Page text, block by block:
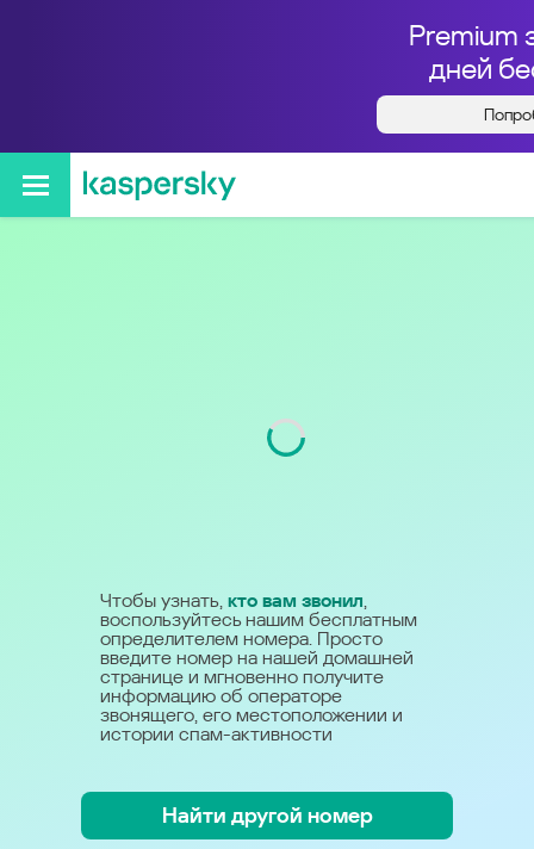
Premium
дней
Кто звонил с номера
+79645980099
Чтобы узнать, кто вам звонил,
воспользуйтесь нашим бесплатным
определителем номера. Просто
введите номер на нашей домашней
странице и мгновенно получите
информацию об операторе
звонящего, его местоположении и
истории спам-активности
Найти другой номер